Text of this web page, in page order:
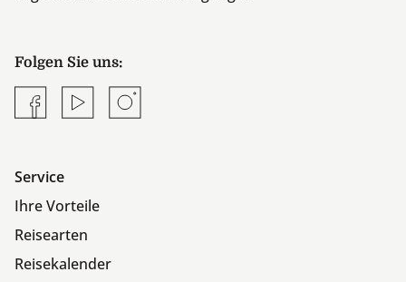
Folgen Sie uns:
FacebookYouTubeInstagram
Service
Ihre Vorteile
Reisearten
Reisekalender